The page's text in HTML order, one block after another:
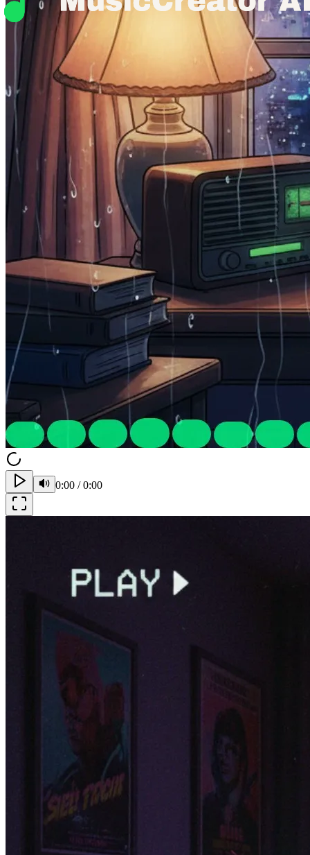
0:00 /0:00